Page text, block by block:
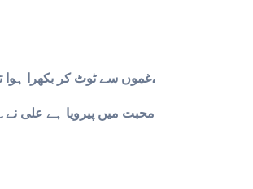
غموں سے ٹوٹ کر بکھرا ہوا تھا،
محبت میں پیرویا ہے علی نے۔